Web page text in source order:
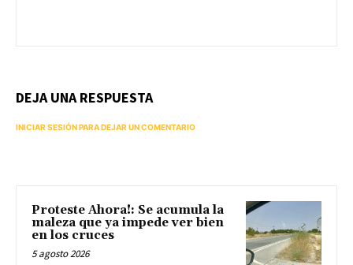
DEJA UNA RESPUESTA
INICIAR SESIÓN PARA DEJAR UN COMENTARIO
Proteste Ahora!: Se acumula la
maleza que ya impede ver bien
en los cruces
5 agosto 2026